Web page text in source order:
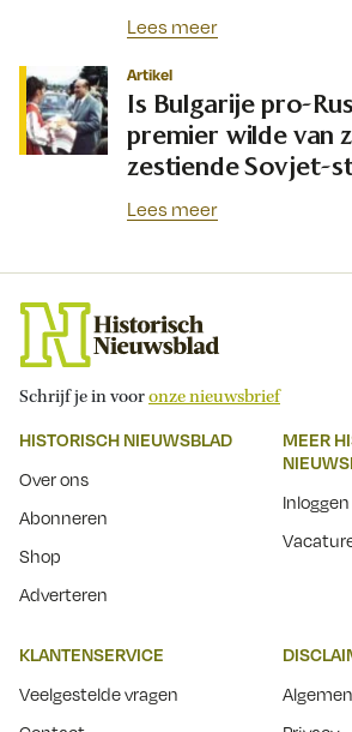
Lees meer
Artikel
Is Bulgarije pro-
premier wilde van
zestiende Sovjet-
Lees meer
Schrijf je in vooronze nieuwsbrief
HISTORISCH NIEUWSBLAD
Over ons
Abonneren
Shop
Adverteren
MEER
Inloggen
KLANTENSERVICE
Veelgestelde vragen